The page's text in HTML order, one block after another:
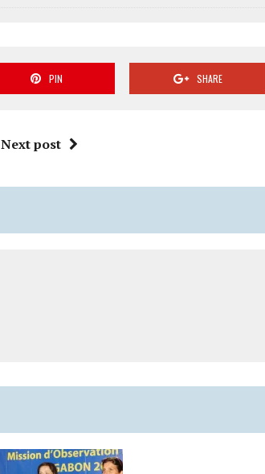
PIN SHARE
Next post